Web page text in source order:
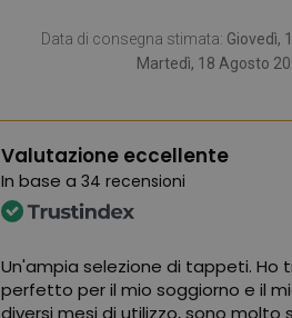
Data di consegna stimata: Giovedì,
Martedì, 18 Agosto
Valutazione eccellente
In base a 34 recensioni
Un'ampia selezione di tappeti.
perfetto per il mio soggiorno e il
diversi mesi di utilizzo, sono